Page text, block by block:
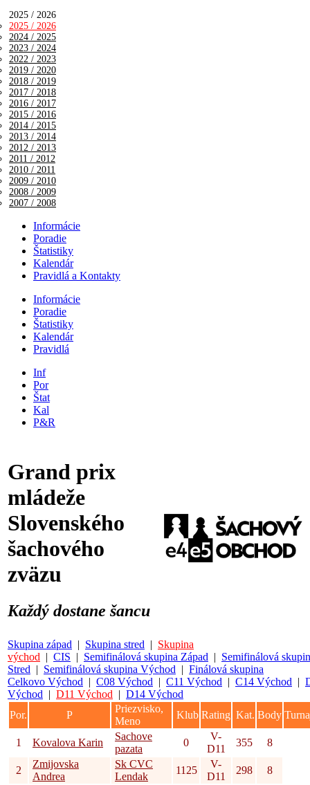
2025 / 2026
2025 / 2026
2024 / 2025
2023 / 2024
2022 / 2023
2019 / 2020
2018 / 2019
2017 / 2018
2016 / 2017
2015 / 2016
2014 / 2015
2013 / 2014
2012 / 2013
2011 / 2012
2010 / 2011
2009 / 2010
2008 / 2009
2007 / 2008
Informácie
Poradie
Štatistiky
Kalendár
Pravidlá a Kontakty
Informácie
Poradie
Štatistiky
Kalendár
Pravidlá
Inf
Por
Štat
Kal
P&R
Grand prix
mládeže
Slovenského
šachového
zväzu
Každý dostane šancu
Skupina západ | Skupina stred | Skupina
východ | CIS | Semifinálová skupina Západ | Semifinálová
Stred | Semifinálová skupina Východ | Finálová skupina
Celkovo Východ | C08 Východ | C11 Východ | C14 Východ |
Východ | D11 Východ | D14 Východ
Por.
P
Priezvisko,
Meno
Klub Rating Kat. Body
1 Kovalova Karin
Sachove
pazata
0
V-
D11
355 8
2
Zmijovska
Andrea
Sk CVC
Lendak
1125
V-
D11
298 8